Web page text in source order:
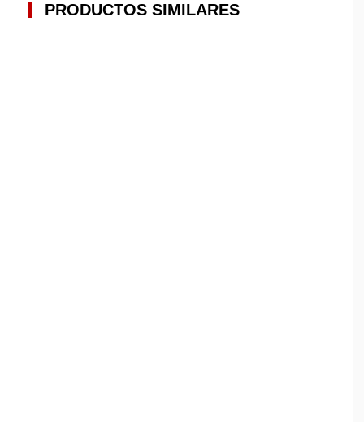
PRODUCTOS SIMILARES